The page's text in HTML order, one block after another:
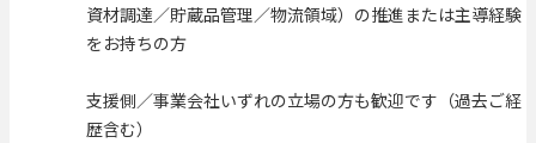
資材調達／貯蔵品管理／物流領域）の推進または主導経験
をお持ちの方
支援側／事業会社いずれの立場の方も歓迎です（過去ご経
歴含む）